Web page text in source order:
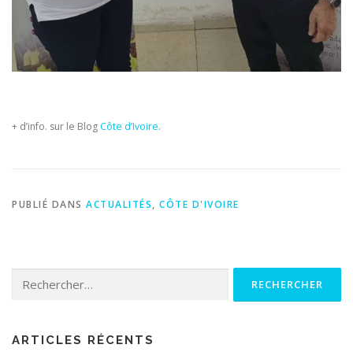
+ d’info. sur le Blog Côte d’Ivoire.
PUBLIÉ DANS ACTUALITÉS, CÔTE D'IVOIRE
ARTICLES RÉCENTS